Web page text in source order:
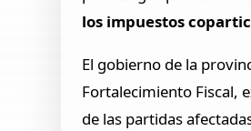
los impuestos
El gobierno de la
Fortalecimiento Fiscal,
de las partidas